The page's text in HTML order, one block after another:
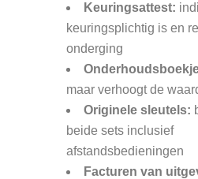
Keuringsattest:
keuringsplichtig is en
onderging
maar verhoogt de
Originele sleutels:
beide sets inclusief
afstandsbedieningen
Facturen van